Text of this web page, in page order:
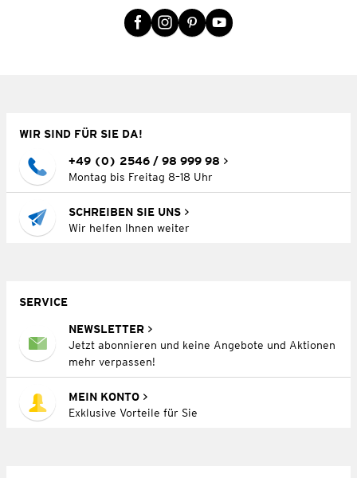
WIR SIND FÜR SIE DA!
+49 (0) 2546 / 98 999 98
Montag bis Freitag 8–18 Uhr
SCHREIBEN SIE UNS
Wir helfen Ihnen weiter
SERVICE
NEWSLETTER
Jetzt abonnieren und keine Angebote und Aktionen
mehr verpassen!
MEIN KONTO
Exklusive Vorteile für Sie